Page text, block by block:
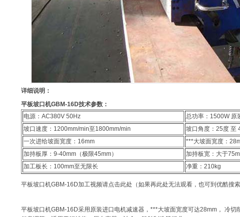
详细说明：
平板坡口机GBM-16D技术参数：
电源：AC380V 50Hz
总功率：1500W 原
坡口速度：1200mm/min至1800mm/min
坡口角度：25度 至
一次进给坡面宽度：16mm
***大坡面宽度：
加持板厚：9-40mm（极限45mm）
加持板宽：大于
加工板长：100mm至无限长
净重：210kg
平板坡口机GBM-16D加工视频请点击此处 （如果再此处无法观看，也可到优酷搜
平板坡口机GBM-16D采用原装进口电机减速器，***大坡面宽度可达28mm， 冷切